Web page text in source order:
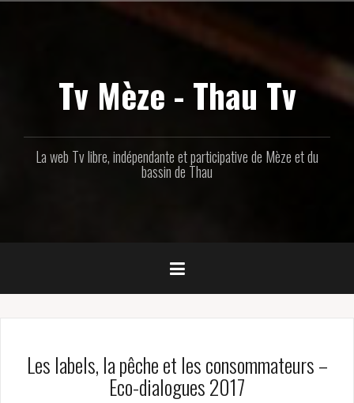
Tv Mèze - Thau Tv
La web Tv libre, indépendante et participative de Mèze et du
bassin de Thau
Les labels, la pêche et les consommateurs –
Eco-dialogues 2017